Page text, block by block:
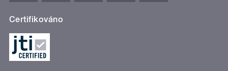
Certifikováno